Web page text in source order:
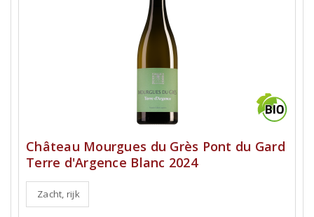
Château Mourgues du Grès Pont du Gard
Terre d'Argence Blanc 2024
Zacht, rijk